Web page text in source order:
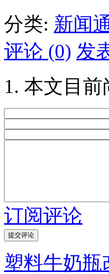
分类: 新闻
评论 (0) 发
本文目前
订阅评论
塑料牛奶瓶